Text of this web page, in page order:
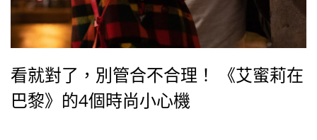
看就對了，別管合不合理！ 《艾蜜莉在
巴黎》的4個時尚小心機